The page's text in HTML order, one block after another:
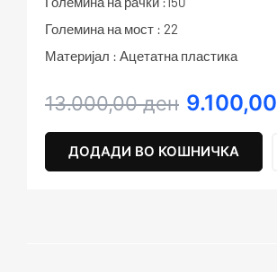
Големина на мост : 22
Материјал : Ацетатна пластика
13.000,00ден
Original
was:
13.000,00 ден.
9.100,00
Current
9.100,00 ден.
ДОДАДИ ВО КОШНИЧКА